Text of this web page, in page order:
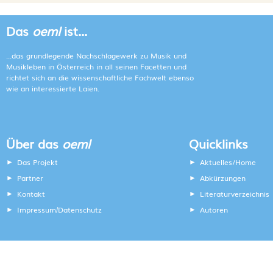
Das oemlist...
...das grundlegende Nachschlagewerk zu Musik und
Musikleben in Österreich in all seinen Facetten und
richtet sich an die wissenschaftliche Fachwelt ebenso
wie an interessierte Laien.
Über das oeml
Das Projekt
Partner
Kontakt
Impressum/Datenschutz
Quicklinks
Aktuelles/Home
Abkürzungen
Literaturverzeichnis
Autoren